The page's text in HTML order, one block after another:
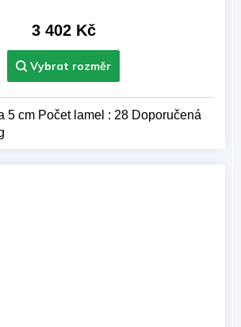
3 402 Kč
5 cm Počet lamel : 28 Doporučená